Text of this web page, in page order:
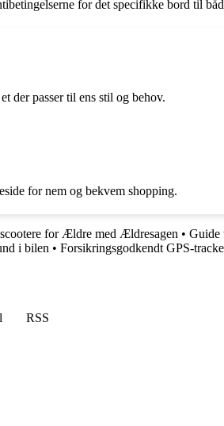
for det specifikke bord til
der passer til ens stil og behov.
for nem og bekvem shopping.
for Ældre med Ældresagen • Guide
i bilen • Forsikringsgodkendt GPS-
RSS